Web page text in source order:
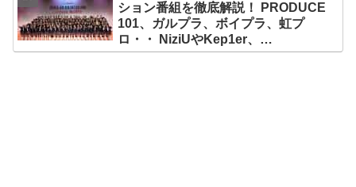
ション番組を徹底解説！ PRODUCE
101、ガルプラ、ボイプラ、虹プ
ロ・・ NiziUやKep1er、
ZEROBASEONEら人気グループが